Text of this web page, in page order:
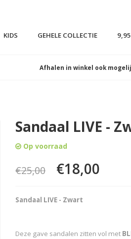
KIDS GEHELE COLLECTIE
Afhalen in winkel ook
Sandaal LIVE -
Op voorraad
€25,00 €18,00
Sandaal LIVE - Zwart
Deze gave sandalen zitten vol met